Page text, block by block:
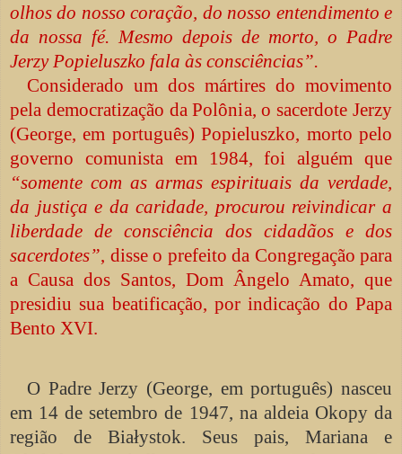
olhos do nosso coração, do nosso entendimento e
da nossa fé. Mesmo depois de morto, o Padre
Jerzy Popieluszko fala às consciências”.
Considerado um dos mártires do movimento
pela democratização da Polônia, o sacerdote Jerzy
(George, em português) Popieluszko, morto pelo
governo comunista em 1984, foi alguém que
“somente com as armas espirituais da verdade,
da justiça e da caridade, procurou reivindicar a
liberdade de consciência dos cidadãos e dos
sacerdotes”, disse o prefeito da Congregação para
a Causa dos Santos, Dom Ângelo Amato, que
presidiu sua beatificação, por indicação do Papa
Bento XVI.
O Padre Jerzy (George, em português) nasceu
em 14 de setembro de 1947, na aldeia Okopy da
região de Białystok. Seus pais, Mariana e